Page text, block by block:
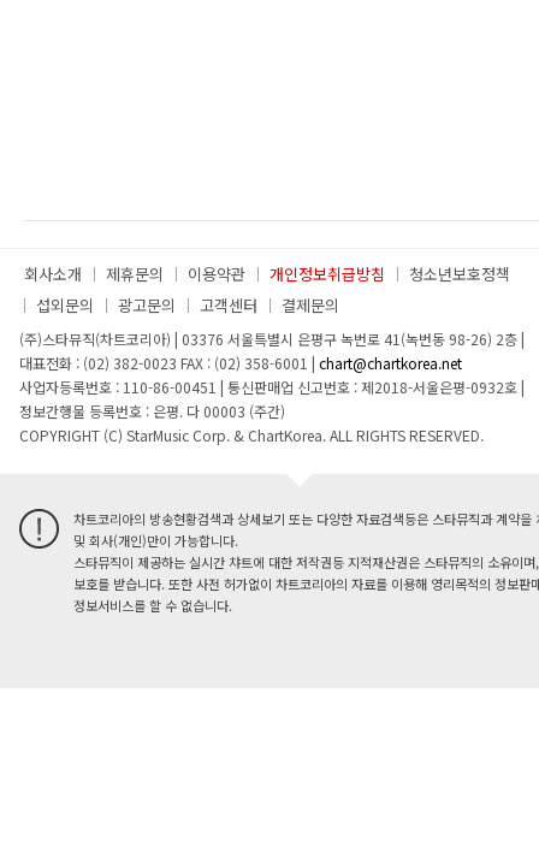
회사소개 제휴문의 이용약관 개인정보취급방침
청소년보호정책
섭외문의
광고문의 고객센터 결제문의
(주)스타뮤직(차트코리아) | 03376 서울특별시 은평구 녹번로 41(녹번동 98-26) 2층|
대표전화 : (02) 382-0023 FAX : (02) 358-6001 | chart@chartkorea.net
사업자등록번호 : 110-86-00451 | 통신판매업 신고번호 : 제2018-서울은평-0932호|
정보간행물 등록번호 : 은평. 다 00003 (주간)
COPYRIGHT (C) StarMusic Corp. & ChartKorea. ALL RIGHTS RESERVED.
차트코리아의 방송현황검색과 상세보기 또는 다양한 자료검색등은 스타뮤직과 계약을
및 회사(개인)만이 가능합니다.
스타뮤직이 제공하는 실시간 챠트에 대한 저작권등 지적재산권은 스타뮤직의 소유이
보호를 받습니다. 또한 사전 허가없이 차트코리아의 자료를 이용해 영리목적의 정보판
정보서비스를 할 수 없습니다.